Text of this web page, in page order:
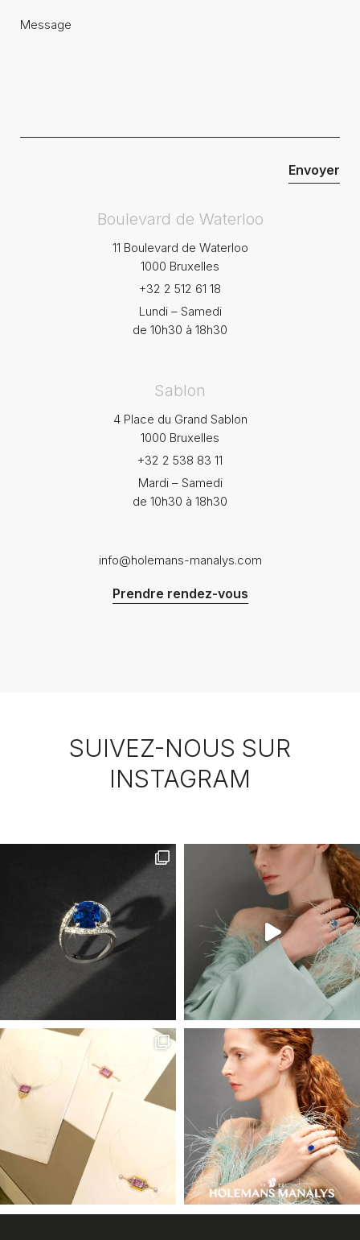
Boulevard de Waterloo
11 Boulevard de Waterloo
1000 Bruxelles
+32 2 512 61 18
Lundi – Samedi
de 10h30 à 18h30
Sablon
4 Place du Grand Sablon
1000 Bruxelles
+32 2 538 83 11
Mardi – Samedi
de 10h30 à 18h30
info@holemans-manalys.com
Prendre rendez-vous
SUIVEZ-NOUS SUR
INSTAGRAM